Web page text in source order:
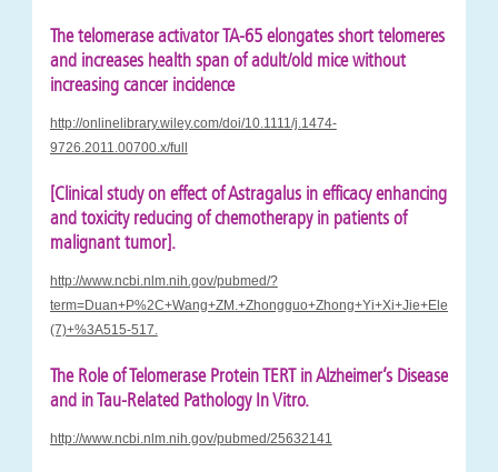
The telomerase activator TA-65 elongates short telomeres
and increases health span of adult/old mice without
increasing cancer incidence
http://onlinelibrary.wiley.com/doi/10.1111/j.1474-
9726.2011.00700.x/full
[Clinical study on effect of Astragalus in efficacy enhancing
and toxicity reducing of chemotherapy in patients of
malignant tumor].
http://www.ncbi.nlm.nih.gov/pubmed/?
(7)+%3A515-517.
The Role of Telomerase Protein TERT in Alzheimer’s Disease
and in Tau-Related Pathology In Vitro.
http://www.ncbi.nlm.nih.gov/pubmed/25632141